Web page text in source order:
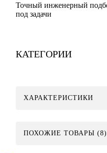
Точный инженерный
под задачи
КАТЕГОРИИ
ХАРАКТЕРИСТИКИ
ПОХОЖИЕ ТОВАРЫ (8)